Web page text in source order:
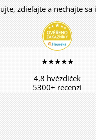
zdieľajte a nechajte sa
★★★★★
4,8 hvězdiček
5300+ recenzí